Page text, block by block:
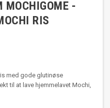
MOCHIGOME -
RIS
med gode glutinøse
til at lave hjemmelavet Mochi,